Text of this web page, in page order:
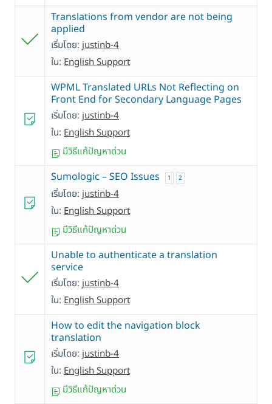
Translations from vendor are not being
applied
เริ่มโดย: justinb-4
ใน: English Support
WPML Translated URLs Not Reflecting on
Front End for Secondary Language Pages
เริ่มโดย: justinb-4
ใน: English Support
มีวิธีแก้ปัญหาด่วน
Sumologic – SEO Issues 1 2
เริ่มโดย: justinb-4
ใน: English Support
มีวิธีแก้ปัญหาด่วน
Unable to authenticate a translation
service
เริ่มโดย: justinb-4
ใน: English Support
How to edit the navigation block
translation
เริ่มโดย: justinb-4
ใน: English Support
มีวิธีแก้ปัญหาด่วน